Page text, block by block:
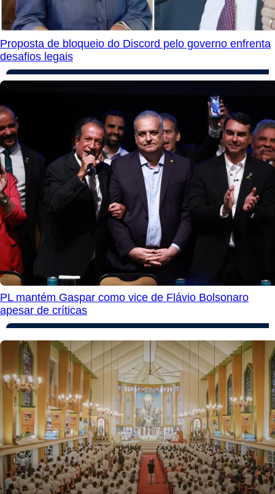
Proposta de bloqueio do Discord pelo governo enfrenta
desafios legais
PL mantém Gaspar como vice de Flávio Bolsonaro
apesar de críticas